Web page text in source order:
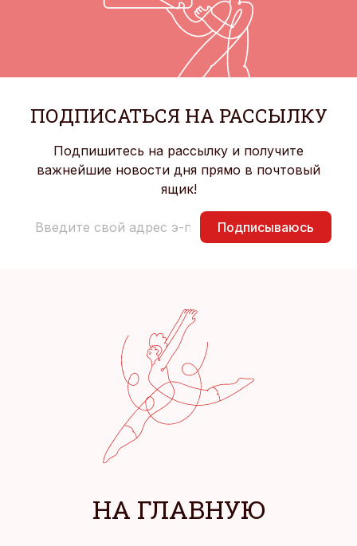
ПОДПИСАТЬСЯ НА РАССЫЛКУ
Подпишитесь на рассылку и получите
важнейшие новости дня прямо в почтовый
ящик!
Подписываюсь
НА ГЛАВНУЮ